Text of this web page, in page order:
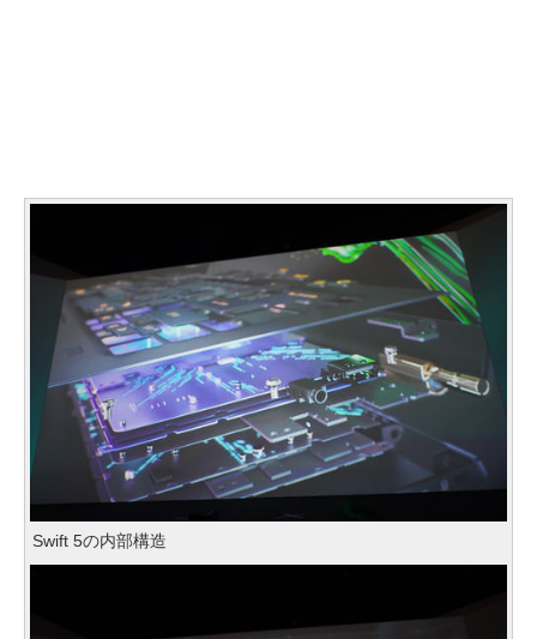
Swift 5の内部構造